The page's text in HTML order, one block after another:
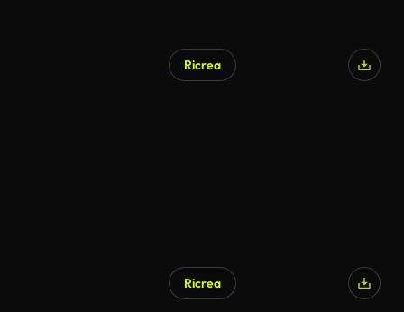
Ricrea
Ricrea